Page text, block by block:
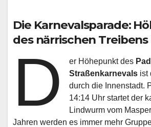
Die Karnevalsparade:
des närrischen Treibens
D er Höhepunkt des
Straßenkarnevals ist
durch die Innenstadt.
14:14 Uhr startet der
Lindwurm vom
Jahren werden es immer mehr